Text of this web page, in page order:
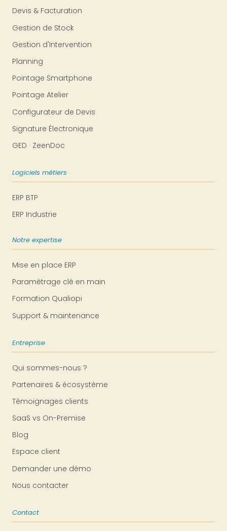
Devis & Facturation
Gestion de Stock
Gestion d'Intervention
Planning
Pointage Smartphone
Pointage Atelier
Configurateur de Devis
Signature Électronique
GED · ZeenDoc
Logiciels métiers
ERP BTP
ERP Industrie
Notre expertise
Mise en place ERP
Paramétrage clé en main
Formation Qualiopi
Support & maintenance
Entreprise
Qui sommes-nous ?
Partenaires & écosystème
Témoignages clients
SaaS vs On-Premise
Blog
Espace client
Demander une démo
Nous contacter
Contact